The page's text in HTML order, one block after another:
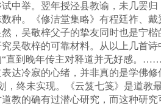
中举。翌年授泾县教谕，未几罢
种。《修洁堂集略》有程廷祚、
，吴敬梓父子的挚友同时也是宁
敬梓的可靠材料。从以上几首诗
到晚年传主对释道并无好感。
冷寂的心绪，并非真的是学佛修
终未实现。《云笈七笺》是道教
教的确有过潜心研究，而这种研